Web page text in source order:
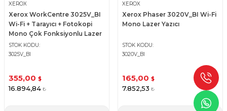
XEROX
Xerox WorkCentre 3025V_BI
Wi-Fi + Tarayıcı + Fotokopi
Mono Çok Fonksiyonlu Lazer
Yazıcı
STOK KODU
3025V_BI
355,00 $
16.894,84 ₺
XEROX
Xerox Phaser 3020V_BI Wi-Fi
Mono Lazer Yazıcı
STOK KODU
3020V_BI
165,00 $
7.852,53 ₺